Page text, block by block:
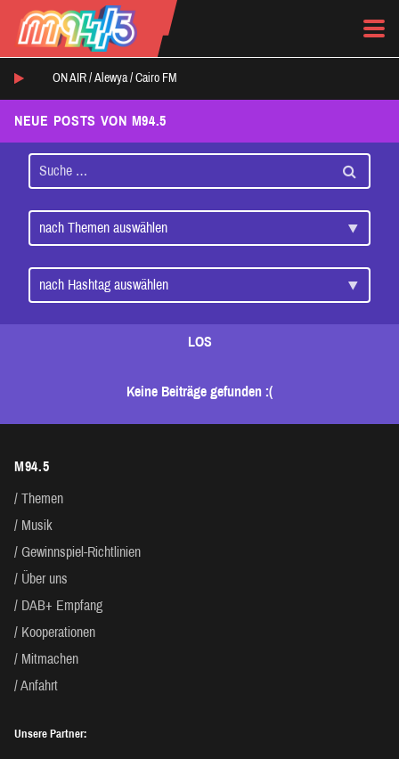
ON AIR / Alewya/ Cairo FM
NEUE POSTS VON M94.5
LOS
Keine Beiträge gefunden :(
M94.5
Themen
Musik
Gewinnspiel-Richtlinien
Über uns
DAB+ Empfang
Kooperationen
Mitmachen
Anfahrt
Unsere Partner: